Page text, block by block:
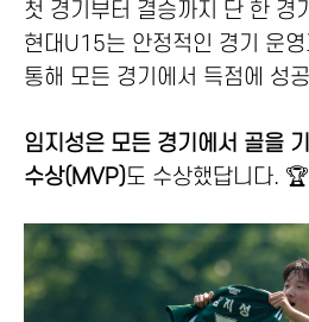
첫 경기부터 결승까지 단 한 경
현대U15는 안정적인 경기 운
통해 모든 경기에서 득점에 성
임지성은 모든 경기에서 골을
수상(MVP)도 수상했답니다. 🏆